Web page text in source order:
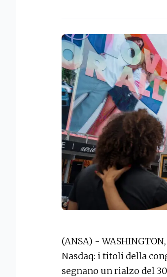
(ANSA) -
Nasdaq: i titoli della
segnano un rialzo del